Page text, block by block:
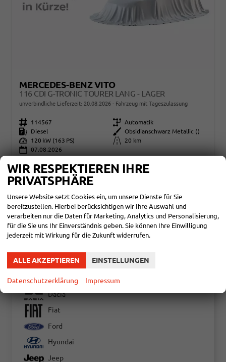
MERCEDES-BENZ VITO
116 CDI G-TRONIC TOURER LANG - LAGER
unverbindliche Lieferzeit: 20.08.2026 Fahrzeug mit Tageszulassung
Fahrzeugnr. 114567 Getriebe Automatik
Kraftstoff
Diesel Außenfarbe
Obsidianschwarz Metallic ()
Leistung
120 kW (163 PS) Kilometerstand
20 km
07.08.2026
53.290,– €
incl. 19% MwSt.
DETAILS
Verbrauch kombiniert:7,20 l/100km
CO 2-Klasse: G
CO2-Emissionen:190,00 g/km
Audi
Citroën
Cupra
Dacia
Fiat
Ford
Hyundai
Jeep
WIR RESPEKTIEREN IHRE
PRIVATSPHÄRE
Unsere Website setzt Cookies ein, um unsere Dienste für Sie
bereitzustellen. Hierbei berücksichtigen wir Ihre Auswahl und
verarbeiten nur die Daten für Marketing, Analytics und Personalisierung,
für die Sie uns Ihr Einverständnis geben. Sie können Ihre Einwilligung
jederzeit mit Wirkung für die Zukunft widerrufen.
ALLE AKZEPTIEREN EINSTELLUNGEN
Datenschutzerklärung Impressum